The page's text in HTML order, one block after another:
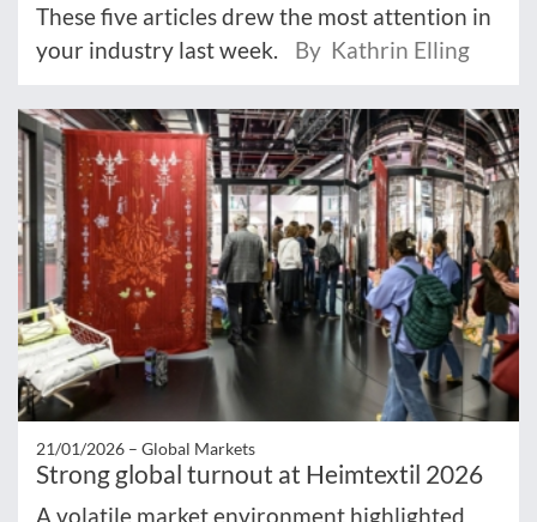
These five articles drew the most attention in
your industry last week.
By Kathrin Elling
21/01/2026 – Global Markets
Strong global turnout at Heimtextil 2026
A volatile market environment highlighted